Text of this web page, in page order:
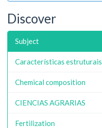
Discover
Subject
Características estruturais
Chemical composition
CIENCIAS AGRARIAS
Fertilization